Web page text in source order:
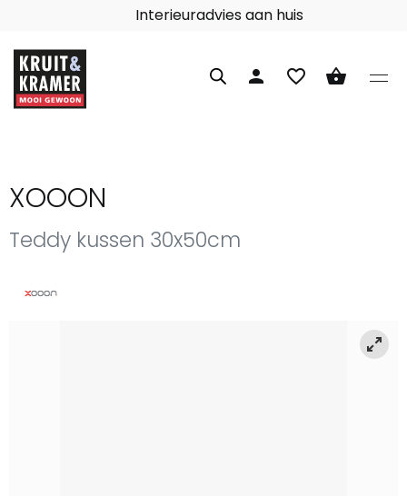
Interieuradvies aan huis
person favorite_border shopping_basket
XOOON
Teddy kussen 30x50cm